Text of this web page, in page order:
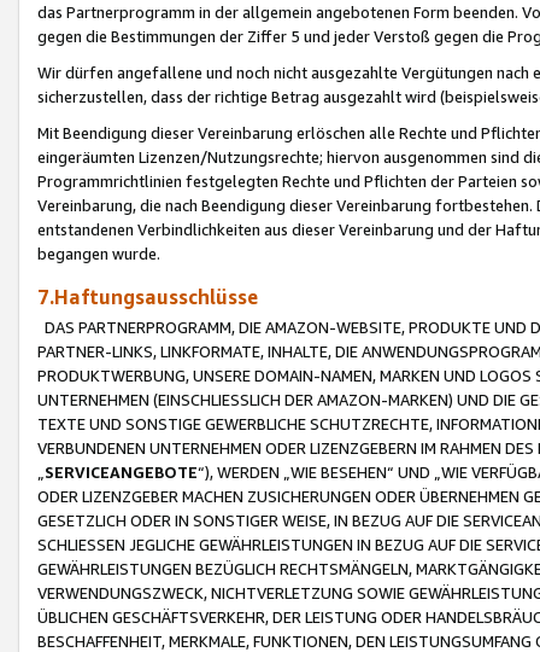
das Partnerprogramm in der allgemein angebotenen Form beenden.
gegen die Bestimmungen der Ziffer 5 und jeder Verstoß gegen die
Wir dürfen angefallene und noch nicht ausgezahlte Vergütungen
sicherzustellen, dass der richtige Betrag ausgezahlt wird
Mit Beendigung dieser Vereinbarung erlöschen alle Rechte und
eingeräumten Lizenzen/Nutzungsrechte; hiervon ausgenommen sind
Programmrichtlinien festgelegten Rechte und Pflichten der Parteien
Vereinbarung, die nach Beendigung dieser Vereinbarung
entstandenen Verbindlichkeiten aus dieser Vereinbarung und der
begangen wurde.
7.Haftungsausschlüsse
DAS PARTNERPROGRAMM, DIE AMAZON-WEBSITE, PRODUKTE UND
PARTNER-LINKS, LINKFORMATE, INHALTE, DIE
PRODUKTWERBUNG, UNSERE DOMAIN-NAMEN, MARKEN UND
UNTERNEHMEN (EINSCHLIESSLICH DER AMAZON-MARKEN) UND DIE
TEXTE UND SONSTIGE GEWERBLICHE SCHUTZRECHTE,
VERBUNDENEN UNTERNEHMEN ODER LIZENZGEBERN IM RAHMEN
SERVICEANGEBOTE“), WERDEN „WIE BESEHEN“ UND „WIE
ODER LIZENZGEBER MACHEN ZUSICHERUNGEN ODER ÜBERNEHMEN
GESETZLICH ODER IN SONSTIGER WEISE, IN BEZUG AUF DIE
SCHLIESSEN JEGLICHE GEWÄHRLEISTUNGEN IN BEZUG AUF DIE
GEWÄHRLEISTUNGEN BEZÜGLICH RECHTSMÄNGELN,
VERWENDUNGSZWECK, NICHTVERLETZUNG SOWIE
ÜBLICHEN GESCHÄFTSVERKEHR, DER LEISTUNG ODER
BESCHAFFENHEIT, MERKMALE, FUNKTIONEN, DEN